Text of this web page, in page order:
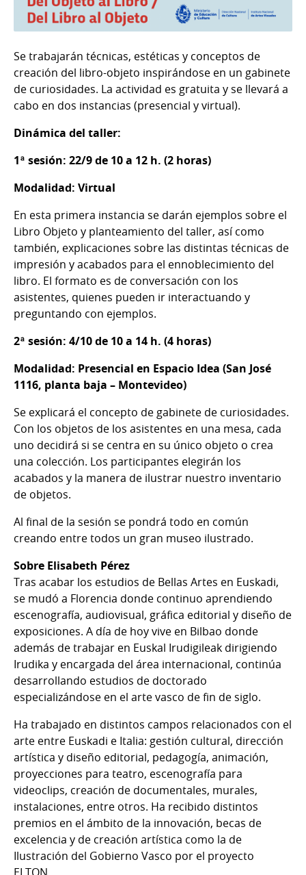
Se trabajarán técnicas, estéticas y conceptos de
creación del libro-objeto inspirándose en un gabinete
de curiosidades. La actividad es gratuita y se llevará a
cabo en dos instancias (presencial y virtual).
Dinámica del taller:
1ª sesión: 22/9 de 10 a 12 h. (2 horas)
Modalidad: Virtual
En esta primera instancia se darán ejemplos sobre el
Libro Objeto y planteamiento del taller, así como
también, explicaciones sobre las distintas técnicas de
impresión y acabados para el ennoblecimiento del
libro. El formato es de conversación con los
asistentes, quienes pueden ir interactuando y
preguntando con ejemplos.
2ª sesión: 4/10 de 10 a 14 h. (4 horas)
Modalidad: Presencial en Espacio Idea (San José
1116, planta baja – Montevideo)
Se explicará el concepto de gabinete de curiosidades.
Con los objetos de los asistentes en una mesa, cada
uno decidirá si se centra en su único objeto o crea
una colección. Los participantes elegirán los
acabados y la manera de ilustrar nuestro inventario
de objetos.
Al final de la sesión se pondrá todo en común
creando entre todos un gran museo ilustrado.
Sobre Elisabeth Pérez
Tras acabar los estudios de Bellas Artes en Euskadi,
se mudó a Florencia donde continuo aprendiendo
escenografía, audiovisual, gráfica editorial y diseño de
exposiciones. A día de hoy vive en Bilbao donde
además de trabajar en Euskal Irudigileak dirigiendo
Irudika y encargada del área internacional, continúa
desarrollando estudios de doctorado
especializándose en el arte vasco de fin de siglo.
Ha trabajado en distintos campos relacionados con el
arte entre Euskadi e Italia: gestión cultural, dirección
artística y diseño editorial, pedagogía, animación,
proyecciones para teatro, escenografía para
videoclips, creación de documentales, murales,
instalaciones, entre otros. Ha recibido distintos
premios en el ámbito de la innovación, becas de
excelencia y de creación artística como la de
Ilustración del Gobierno Vasco por el proyecto